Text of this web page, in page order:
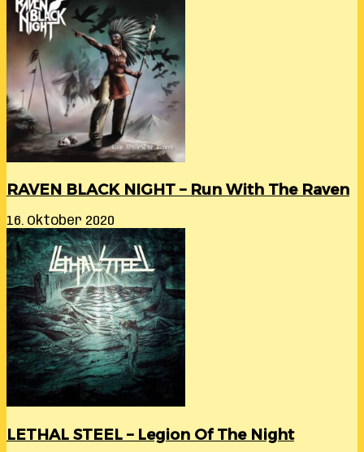
RAVEN BLACK NIGHT – Run With The Raven
16. Oktober 2020
LETHAL STEEL – Legion Of The Night